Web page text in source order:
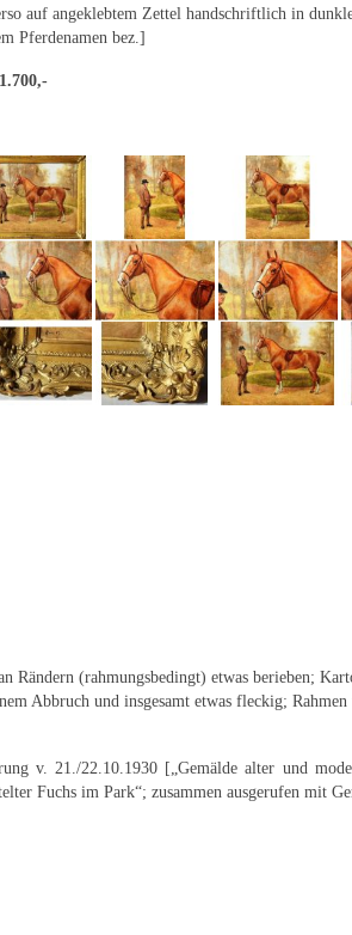
auf angeklebtem Zettel handschriftlich in
Pferdenamen bez.]
Rändern (rahmungsbedingt) etwas berieben;
Abbruch und insgesamt etwas fleckig;
v. 21./22.10.1930 [„Gemälde alter und
Fuchs im Park“; zusammen ausgerufen mit